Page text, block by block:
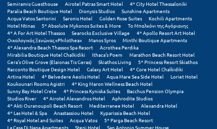
Υ
Ύδρα
Φ
Φιλιατρά Μεσσηνίας
Φλώρινα
Φοινικούντα
Semiramis Guesthouse
Airotel Patras Smart Hotel
4* City Hotel Thessaloniki
Paralia Beach Boutique Hotel
Dionysis Studios
Sunshine Apartments
Acqua Vatos Santorini
Saronis Hotel Golden Rose Suites
Kochili Apartments
Hotel Ntinas
5* Absolute Mykonos Suites & More
Το Μπαλκόνι της Αγόριανης
4* A For Art Hotel Thassos
Searocks Exclusive Village
4* Apollo Resort Art Hotel
Οικολογικός Ξενώνας «Philothea»
Manos Syros
Minthi Boutique Apartments
4* Alexandra Beach Thassos Spa Resort
Acrothea Perdika
Mirabilia Boutique Hotel Chalkidiki
Ithaca's Poem
Marathon Beach Resort Hotel
Gera's Olive Grove (Elaionas Tis Geras)
Skiathos Living
5* Princess Resort Skiathos
Racconto Boutique Design Hotel
Galaxy Art Hotel
4* Core Hotel Chalkidiki
Artina Hotel
4* Belvedere Aeolis Hotel Aqua Mare Sea Side Hotel
Loriet Hotel
Koukounari Rooms Agistri
4* King Maron Wellness Beach Hotel
Sunny Bay Hotel Crete
4* Princess Kyniska Suites
Bacchus Pension Olympia
Studios River
4* Airotel Alexandros Hotel
Aphrodite Studios
4* Akti Ouranoupoli Beach Resort
Mediterranee Hotel
Alexandra Hotel
4* Las Hotel & Spa
Anastassiou Hotel
Kyparissia Beach Hotel
4* Royal Hotel and Suites
Acqua Vatos
5* Parga Beach Resort
La Casa Di Napa Apartments
Steni Hotel
San Antonio Summer House